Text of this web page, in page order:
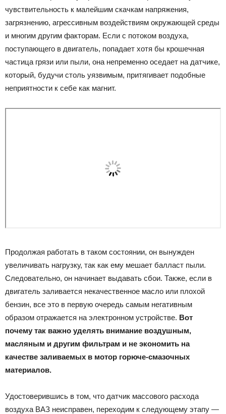
чувствительность к малейшим скачкам напряжения,
загрязнению, агрессивным воздействиям окружающей среды
и многим другим факторам. Если с потоком воздуха,
поступающего в двигатель, попадает хотя бы крошечная
частица грязи или пыли, она непременно оседает на датчике,
который, будучи столь уязвимым, притягивает подобные
неприятности к себе как магнит.
Продолжая работать в таком состоянии, он вынужден
увеличивать нагрузку, так как ему мешает балласт пыли.
Следовательно, он начинает выдавать сбои. Также, если в
двигатель заливается некачественное масло или плохой
бензин, все это в первую очередь самым негативным
образом отражается на электронном устройстве. Вот
почему так важно уделять внимание воздушным,
масляным и другим фильтрам и не экономить на
качестве заливаемых в мотор горюче-смазочных
материалов.
Удостоверившись в том, что датчик массового расхода
воздуха ВАЗ неисправен, переходим к следующему этапу —